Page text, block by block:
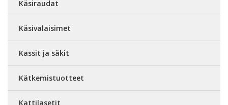
Käsiraudat
Käsivalaisimet
Kassit ja säkit
Kätkemistuotteet
Kattilasetit